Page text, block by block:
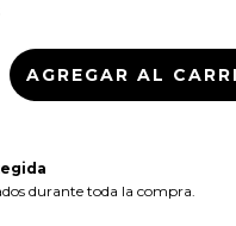
durante toda la compra.